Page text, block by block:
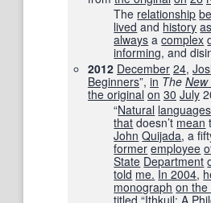
The relationship
lived and history as
always acomplex
informing, and
2012 December 24,
Beginners”, in The New
the original on 30 July
“Natural languages
that doesn’t mean
John Quijada, a
former employee
State Department
told me. In 2004,
monograph on